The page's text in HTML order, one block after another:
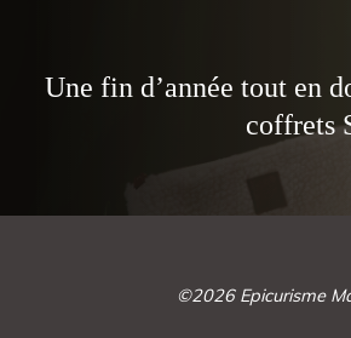
Une fin d’année tout en
coffrets
©2026 Epicurisme